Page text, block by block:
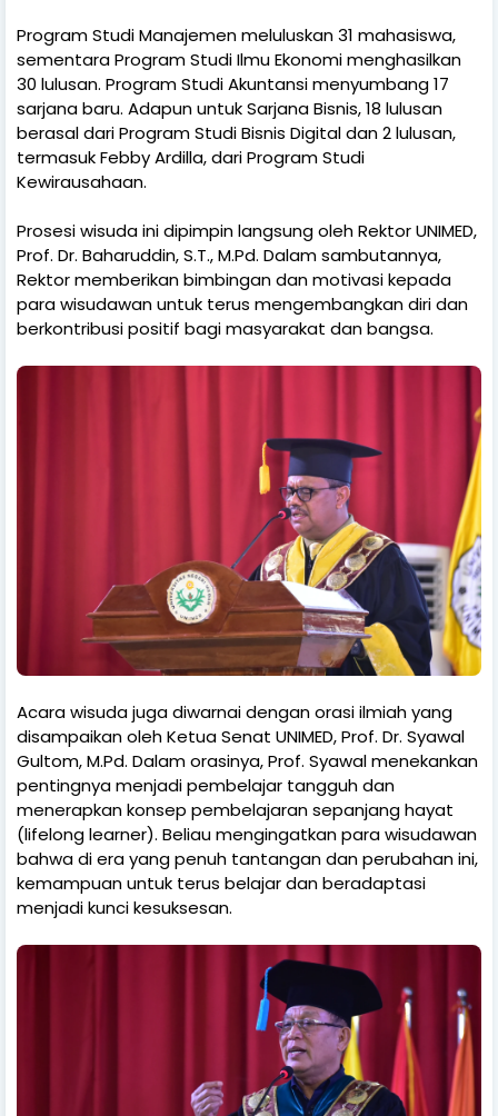
Program Studi Manajemen meluluskan 31 mahasiswa,
sementara Program Studi Ilmu Ekonomi menghasilkan
30 lulusan. Program Studi Akuntansi menyumbang 17
sarjana baru. Adapun untuk Sarjana Bisnis, 18 lulusan
berasal dari Program Studi Bisnis Digital dan 2 lulusan,
termasuk Febby Ardilla, dari Program Studi
Kewirausahaan.
Prosesi wisuda ini dipimpin langsung oleh Rektor UNIMED,
Prof. Dr. Baharuddin, S.T., M.Pd. Dalam sambutannya,
Rektor memberikan bimbingan dan motivasi kepada
para wisudawan untuk terus mengembangkan diri dan
berkontribusi positif bagi masyarakat dan bangsa.
Acara wisuda juga diwarnai dengan orasi ilmiah yang
disampaikan oleh Ketua Senat UNIMED, Prof. Dr. Syawal
Gultom, M.Pd. Dalam orasinya, Prof. Syawal menekankan
pentingnya menjadi pembelajar tangguh dan
menerapkan konsep pembelajaran sepanjang hayat
(lifelong learner). Beliau mengingatkan para wisudawan
bahwa di era yang penuh tantangan dan perubahan ini,
kemampuan untuk terus belajar dan beradaptasi
menjadi kunci kesuksesan.